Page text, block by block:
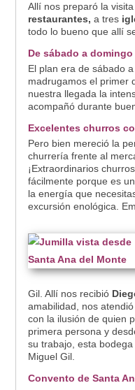
Allí nos preparó la
restaurantes, a tres
todo lo bueno que allí
De sábado a domingo
El plan era de sábado
madrugamos el primer
nuestra llegada la
acompañó durante
Excelentes churros
Pero bien mereció la
churrería frente al
¡Extraordinarios
fácilmente porque es un
la energía que
excursión enológica.
Gil. Allí nos recibió
amabilidad, nos
con la ilusión de quien
primera persona y
su trabajo, esta
Miguel Gil.
Convento de Santa